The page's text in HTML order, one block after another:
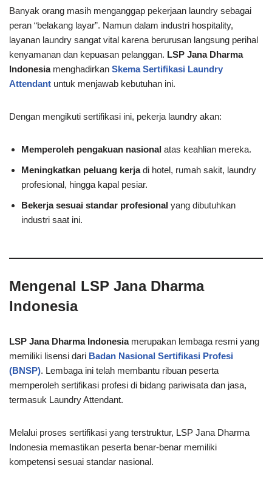
Banyak orang masih menganggap pekerjaan laundry sebagai
peran “belakang layar”. Namun dalam industri hospitality,
layanan laundry sangat vital karena berurusan langsung perihal
kenyamanan dan kepuasan pelanggan. LSP Jana Dharma
Indonesiamenghadirkan Skema Sertifikasi Laundry
Attendant untuk menjawab kebutuhan ini.
Dengan mengikuti sertifikasi ini, pekerja laundry akan:
Memperoleh pengakuan nasional atas keahlian mereka.
Meningkatkan peluang kerjadi hotel, rumah sakit, laundry
profesional, hingga kapal pesiar.
Bekerja sesuai standar profesional yang dibutuhkan
industri saat ini.
Mengenal LSP Jana Dharma
Indonesia
LSP Jana Dharma Indonesiamerupakan lembaga resmi yang
memiliki lisensi dari Badan Nasional Sertifikasi Profesi
(BNSP). Lembaga ini telah membantu ribuan peserta
memperoleh sertifikasi profesi di bidang pariwisata dan jasa,
termasuk Laundry Attendant.
Melalui proses sertifikasi yang terstruktur, LSP Jana Dharma
Indonesia memastikan peserta benar-benar memiliki
kompetensi sesuai standar nasional.